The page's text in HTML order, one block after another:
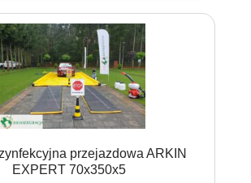
przejazdowa ARKIN
EXPERT 70x350x5